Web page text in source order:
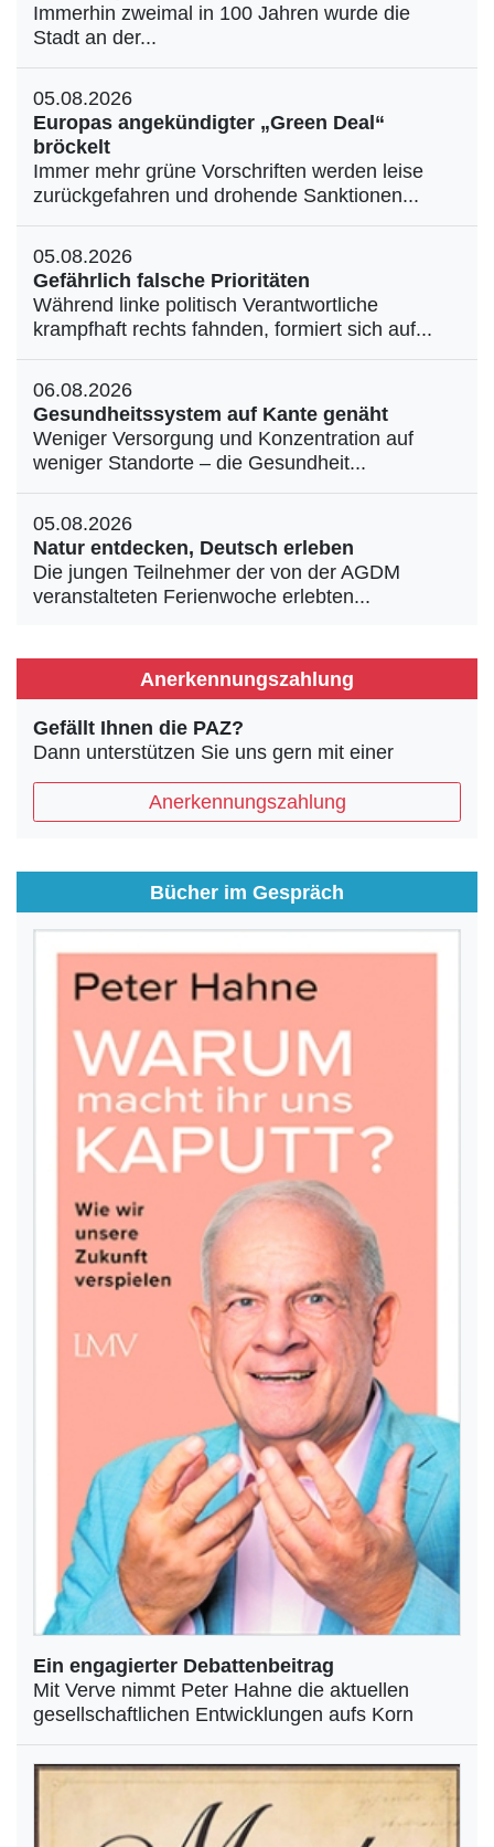
Immerhin zweimal in 100 Jahren wurde die
Stadt an der...
05.08.2026
Europas angekündigter „Green Deal“
bröckelt
Immer mehr grüne Vorschriften werden leise
zurückgefahren und drohende Sanktionen...
05.08.2026
Gefährlich falsche Prioritäten
Während linke politisch Verantwortliche
krampfhaft rechts fahnden, formiert sich auf...
06.08.2026
Gesundheitssystem auf Kante genäht
Weniger Versorgung und Konzentration auf
weniger Standorte – die Gesundheit...
05.08.2026
Natur entdecken, Deutsch erleben
Die jungen Teilnehmer der von der AGDM
veranstalteten Ferienwoche erlebten...
Anerkennungszahlung
Gefällt Ihnen die PAZ?
Dann unterstützen Sie uns gern mit einer
Anerkennungszahlung
Bücher im Gespräch
Ein engagierter Debattenbeitrag
Mit Verve nimmt Peter Hahne die aktuellen
gesellschaftlichen Entwicklungen aufs Korn